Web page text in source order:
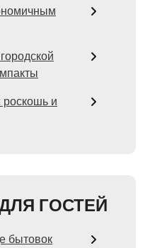
и
ГОСТЕЙ
бытовок